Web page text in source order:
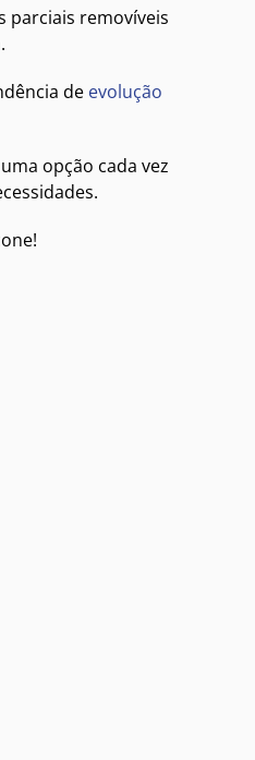
parciais removíveis
de evolução
opção cada vez